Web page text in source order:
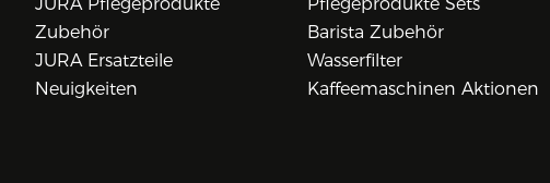
Zubehör
Barista Zubehör
JURA Ersatzteile
Wasserfilter
Neuigkeiten
Kaffeemaschinen Aktionen